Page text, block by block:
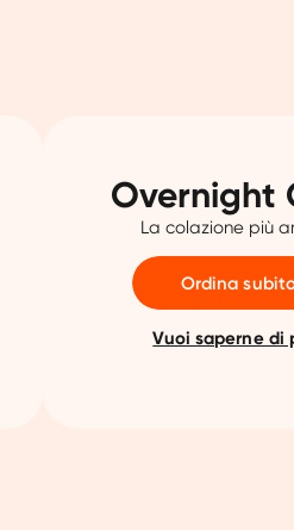
Overnight
La colazione più
Ordina
Vuoi saperne di